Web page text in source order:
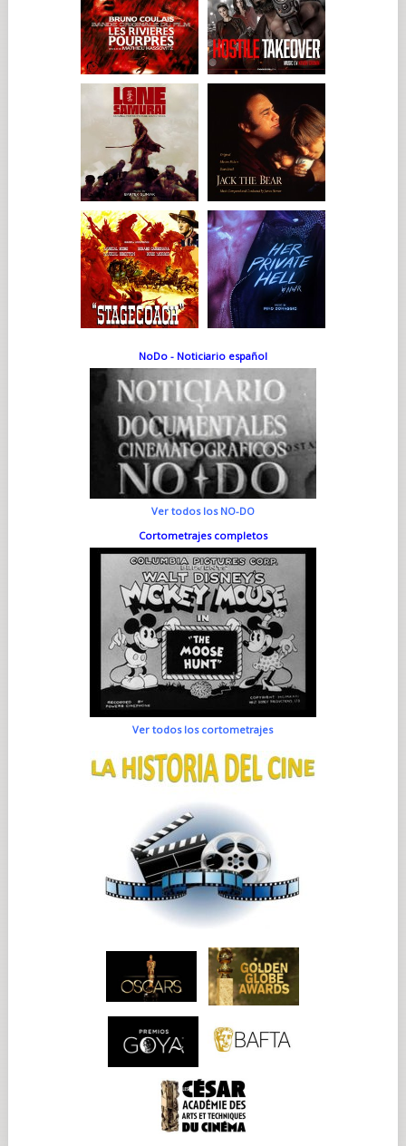
NoDo - Noticiario español
Ver todos los NO-DO
Cortometrajes completos
Ver todos los cortometrajes